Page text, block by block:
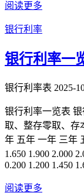
阅读更多
银行利率
银行利率一
银行利率表 2025-
银行利率一览表
取、整存零取、存
年 五年 一年 三年
1.650 1.900 2.000
0.200 1.200 1.450
阅读更多